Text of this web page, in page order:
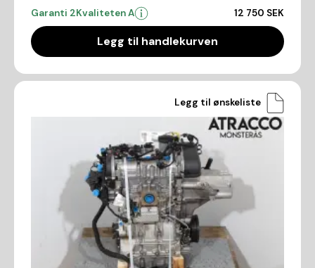
Garanti 2Kvaliteten A 12 750 SEK
Legg til handlekurven
Legg til ønskeliste